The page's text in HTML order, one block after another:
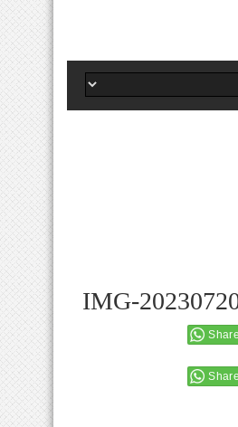
IMG-